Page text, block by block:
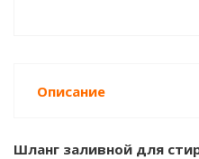
Описание
Шланг заливной для